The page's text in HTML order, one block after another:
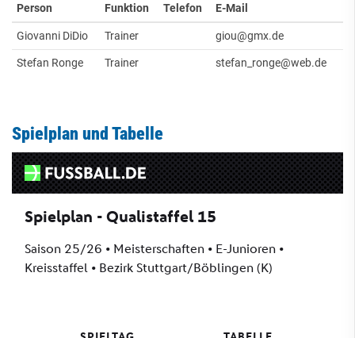
Person Funktion Telefon E-Mail
Giovanni DiDio Trainer
giou@gmx.de
Stefan Ronge
Trainer stefan_ronge@web.de
Spielplan und Tabelle